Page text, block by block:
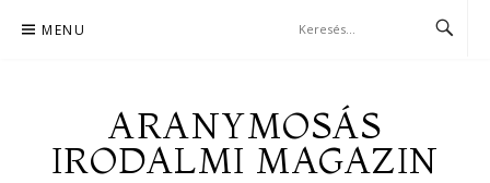
MENU
ARANYMOSÁS
IRODALMI MAGAZIN